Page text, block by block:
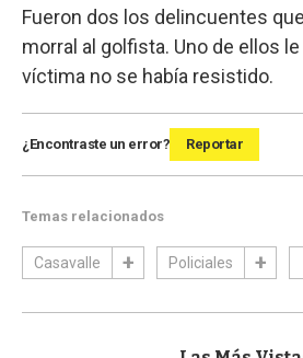
Fueron dos los delincuentes
morral al golfista. Uno de ellos
víctima no se había resistido.
¿Encontraste un error? Reportar
Temas relacionados
Casavalle Policiales